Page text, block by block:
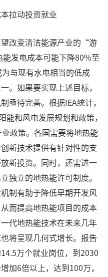
拉动投资就业
改变清洁能源产业的“游
发电成本可能下降80%至
与现有水电相当的低成
。如果要实现上述目标，
亟待完善。根据IEA统计，
和风电发展规划和政策，
政策。各国需要将地热能
新技术提供有针对性的支
新投资。同时，还需进一
独立的地热能许可制度。
制有助于降低早期开发风
而提高地热能项目的成本
代地热能技术在未来几年
将呈现几何式增长。报告
万个就业岗位，到2030
加6倍以上，达到100万，